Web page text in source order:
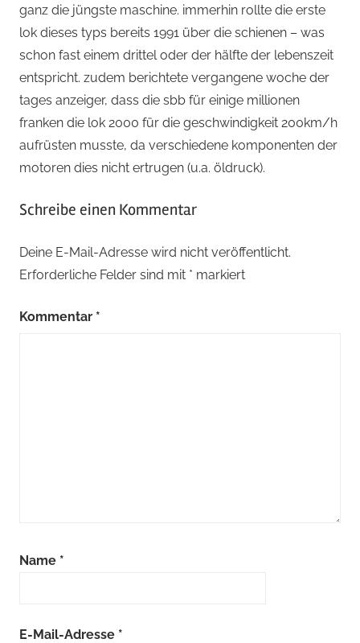
ganz die jüngste maschine. immerhin rollte die erste
lok dieses typs bereits 1991 über die schienen – was
schon fast einem drittel oder der hälfte der lebenszeit
entspricht. zudem berichtete vergangene woche der
tages anzeiger, dass die sbb für einige millionen
franken die lok 2000 für die geschwindigkeit 200km/h
aufrüsten musste, da verschiedene komponenten der
motoren dies nicht ertrugen (u.a. öldruck).
Schreibe einen Kommentar
Deine E-Mail-Adresse wird nicht veröffentlicht.
Erforderliche Felder sind mit * markiert
Kommentar *
Name *
E-Mail-Adresse *